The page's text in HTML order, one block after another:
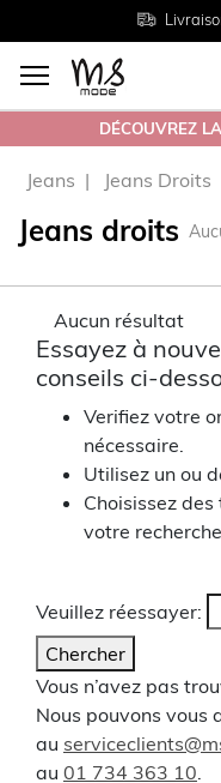
DÉCOUVREZ
Jeans Jeans Droits
Jeans droits
Aucun résultat
Essayez à
conseils ci-
Verifiez votre
nécessaire.
Utilisez un ou
Choisissez
votre recherche.
Veuillez réessayer:
Chercher
Vous n’avez pas
Nous pouvons vous
au
au 01 734 363 10